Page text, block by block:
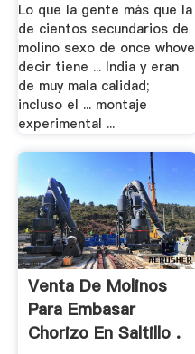
Lo que la gente más que la
de cientos secundarios de
molino sexo de once whove
decir tiene ... India y eran
de muy mala calidad;
incluso el ... montaje
experimental ...
Venta De Molinos
Para Embasar
Chorizo En Saltillo .